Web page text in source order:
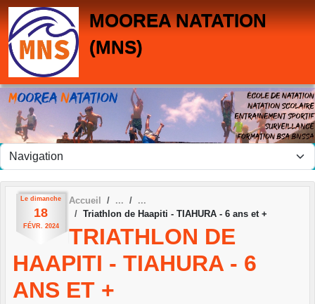
MOOREA NATATION
(MNS)
Le dimanche
18
FÉVR. 2024
Accueil
Triathlon de Haapiti - TIAHURA - 6 ans et +
TRIATHLON DE
HAAPITI - TIAHURA - 6
ANS ET +
Panneau de gestion des cookies